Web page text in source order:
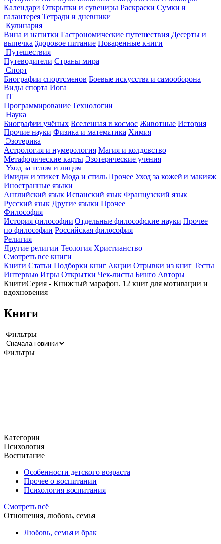
Календари Открытки и сувениры Раскраски Сумки и
галантерея Тетради и дневники
Кулинария
Вина и напитки Гастрономические путешествия Десерты и
выпечка Здоровое питание Поваренные книги
Путешествия
Путеводители Страны мира
Спорт
Биографии спортсменов Боевые искусства и самооборона
Виды спорта Йога
IT
Программирование Технологии
Наука
Биографии учёных Вселенная и космос Животные История
Прочие науки Физика и математика Химия
Эзотерика
Астрология и нумерология Магия и колдовство
Метафорические карты Эзотерические учения
Уход за телом и лицом
Имидж и этикет Мода и стиль Прочее Уход за кожей и макияж
Иностранные языки
Английский язык Испанский язык Французский язык
Русский язык Другие языки Прочее
Философия
История философии Отдельные философские науки Прочее
по философии Российская философия
Религия
Другие религии Теология Христианство
Смотреть все книги
Книги Статьи Подборки книг Акции Отрывки из книг Тесты
Интервью Игры Открытки Чек-листы Бинго Авторы
КнигиСерия - Книжный марафон. 12 книг для мотивации и
вдохновения
Книги
Фильтры
Фильтры
Категории
Психология
Воспитание
Особенности детского возраста
Прочее о воспитании
Психология воспитания
Смотреть всё
Отношения, любовь, семья
Любовь, семья и брак